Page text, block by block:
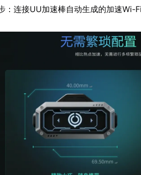
：连接UU加速棒自动生成的加速Wi-